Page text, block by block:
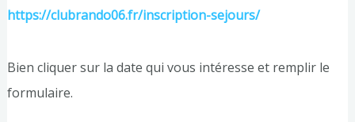
https://clubrando06.fr/inscription-sejours/
Bien cliquer sur la date qui vous intéresse et remplir le
formulaire.